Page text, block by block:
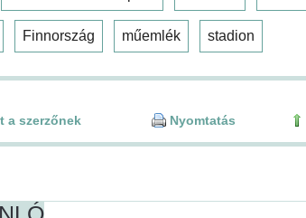
Finnország műemlék stadion
a szerzőnek Nyomtatás